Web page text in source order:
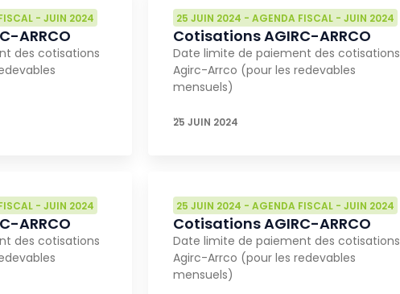
- JUIN 2024
ARRCO
des cotisations
25 JUIN 2024 -AGENDA FISCAL -JUIN 2024
Cotisations AGIRC-ARRCO
Date limite de paiement des cotisations
Agirc-Arrco (pour les redevables
mensuels)
…
25 JUIN 2024
- JUIN 2024
ARRCO
des cotisations
25 JUIN 2024 -AGENDA FISCAL -JUIN 2024
Cotisations AGIRC-ARRCO
Date limite de paiement des cotisations
Agirc-Arrco (pour les redevables
mensuels)